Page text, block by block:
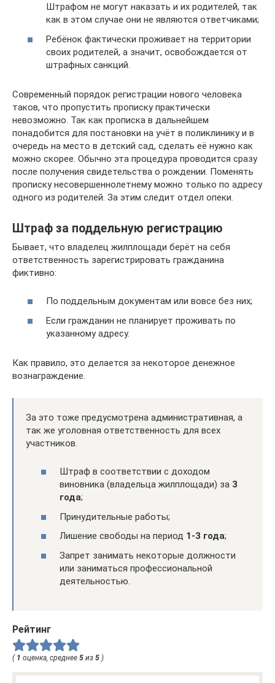
Штрафом не могут наказать и их родителей, так
как в этом случае они не являются ответчиками;
Ребёнок фактически проживает на территории
своих родителей, а значит, освобождается от
штрафных санкций.
Современный порядок регистрации нового человека
таков, что пропустить прописку практически
невозможно. Так как прописка в дальнейшем
понадобится для постановки на учёт в поликлинику и в
очередь на место в детский сад, сделать её нужно как
можно скорее. Обычно эта процедура проводится сразу
после получения свидетельства о рождении. Поменять
прописку несовершеннолетнему можно только по адресу
одного из родителей. За этим следит отдел опеки.
Штраф за поддельную регистрацию
Бывает, что владелец жилплощади берёт на себя
ответственность зарегистрировать гражданина
фиктивно:
По поддельным документам или вовсе без них;
Если гражданин не планирует проживать по
указанному адресу.
Как правило, это делается за некоторое денежное
вознаграждение.
За это тоже предусмотрена административная, а
так же уголовная ответственность для всех
участников.
Штраф в соответствии с доходом
виновника (владельца жилплощади) за 3
года;
Принудительные работы;
Лишение свободы на период 1-3 года;
Запрет занимать некоторые должности
или заниматься профессиональной
деятельностью.
Рейтинг
( 1 оценка, среднее 5 из 5 )